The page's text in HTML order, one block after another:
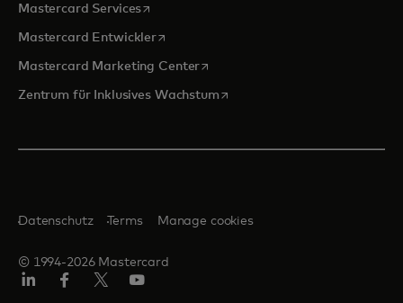
Mastercard Serviceswird in einer neuen Registerkarte geöffnet
Mastercard Entwicklerwird in einer neuen Registerkarte
Mastercard Marketing Centerwird in einer neuen
Zentrum für Inklusives Wachstumwird in einer neuen
© 1994-2026 Mastercard
Datenschutz Terms Manage cookies